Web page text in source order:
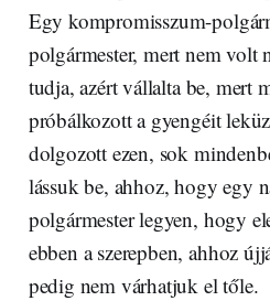
Egy kompromisszum-
polgármester, mert nem
tudja, azért vállalta be, mert
próbálkozott a gyengéit
dolgozott ezen, sok
lássuk be, ahhoz, hogy egy
polgármester legyen, hogy
ebben a szerepben, ahhoz
pedig nem várhatjuk el tőle.